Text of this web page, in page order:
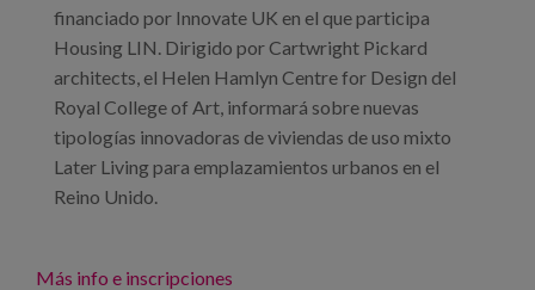
financiado por Innovate UK en el que participa
Housing LIN. Dirigido por Cartwright Pickard
architects, el Helen Hamlyn Centre for Design del
Royal College of Art, informará sobre nuevas
tipologías innovadoras de viviendas de uso mixto
Later Living para emplazamientos urbanos en el
Reino Unido.
Más info e inscripciones